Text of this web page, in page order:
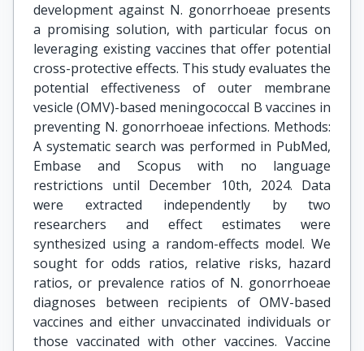
development against N. gonorrhoeae presents
a promising solution, with particular focus on
leveraging existing vaccines that offer potential
cross-protective effects. This study evaluates the
potential effectiveness of outer membrane
vesicle (OMV)-based meningococcal B vaccines in
preventing N. gonorrhoeae infections. Methods:
A systematic search was performed in PubMed,
Embase and Scopus with no language
restrictions until December 10th, 2024. Data
were extracted independently by two
researchers and effect estimates were
synthesized using a random-effects model. We
sought for odds ratios, relative risks, hazard
ratios, or prevalence ratios of N. gonorrhoeae
diagnoses between recipients of OMV-based
vaccines and either unvaccinated individuals or
those vaccinated with other vaccines. Vaccine